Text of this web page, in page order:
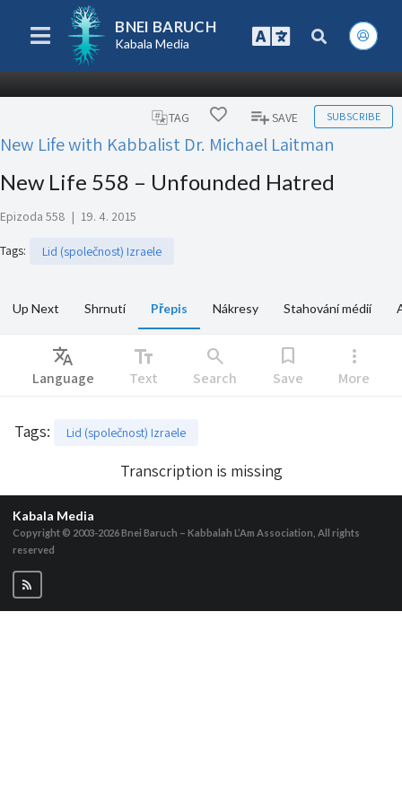
BNEI BARUCH
Kabala Media
TAG SAVE SUBSCRIBE
New Life with Kabbalist Dr. Michael Laitman
New Life 558 – Unfounded Hatred
Epizoda 558 | 19. 4. 2015
Tags: Lid (společnost) Izraele
Up Next Shrnutí Přepis Nákresy Stahování médií
Translate
Language
text_fields
Text
search
Search
bookmark
Save
more_vert
More
Tags: Lid (společnost) Izraele
Transcription is missing
Kabala Media
Copyright © 2003-2026Bnei Baruch – Kabbalah L’Am Association, All rights
reserved